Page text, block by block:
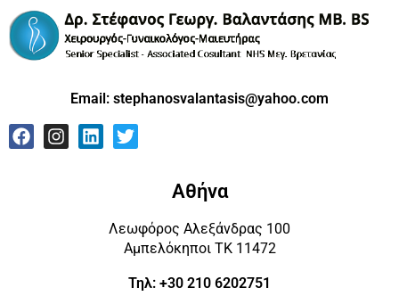
Email: stephanosvalantasis@yahoo.com
Αθήνα
Λεωφόρος Αλεξάνδρας 100
Αμπελόκηποι ΤΚ 11472
Τηλ: +30 210 6202751